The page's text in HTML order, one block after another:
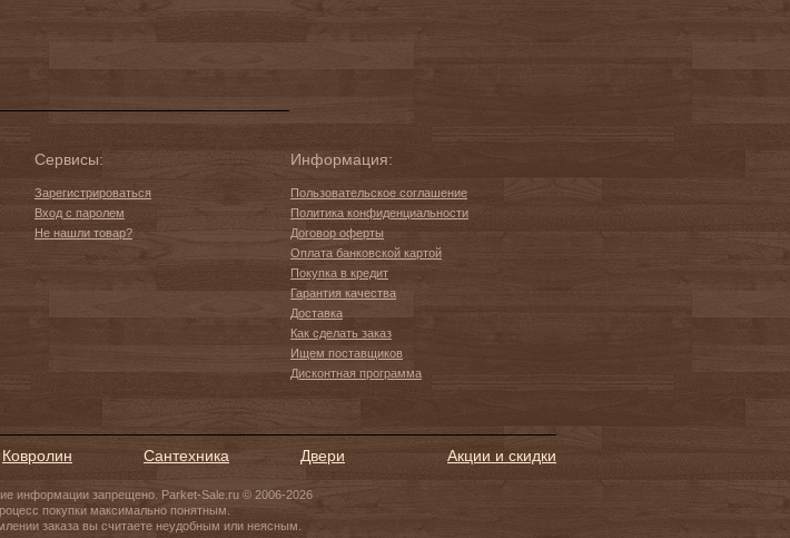
Сервисы:
Зарегистрироваться
Вход с паролем
Не нашли товар?
Информация:
Пользовательское соглашение
Политика конфиденциальности
Договор оферты
Оплата банковской картой
Покупка в кредит
Гарантия качества
Доставка
Как сделать заказ
Ищем поставщиков
Дисконтная программа
Ковролин Сантехника Двери Акции и скидки
информации запрещено. Parket-Sale.ru © 2006-2026
покупки максимально понятным.
заказа вы считаете неудобным или неясным.